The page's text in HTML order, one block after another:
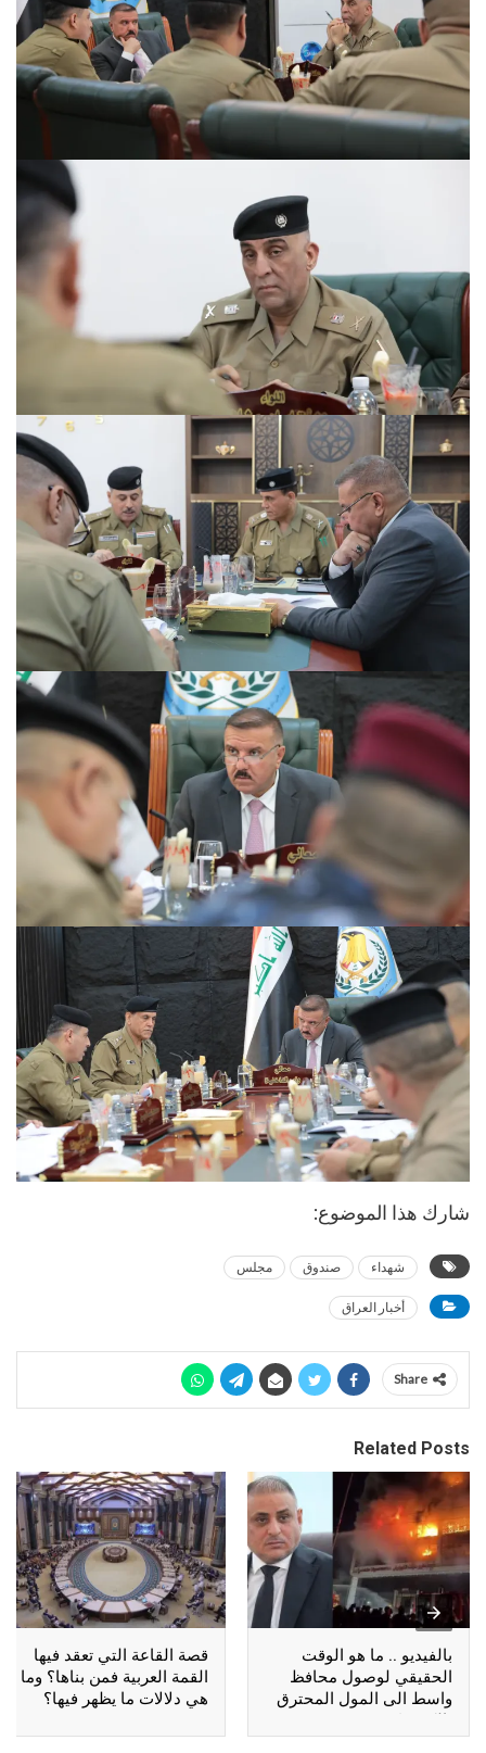
شارك هذا الموضوع:
شهداء صندوق مجلس
أخبار العراق
Share
Related Posts
بالفيديو .. ما هو الوقت
الحقيقي لوصول محافظ
واسط الى المول المحترق
بالكوت؟
قصة القاعة التي تعقد فيها
القمة العربية فمن بناها؟ وما
هي دلالات ما يظهر فيها؟